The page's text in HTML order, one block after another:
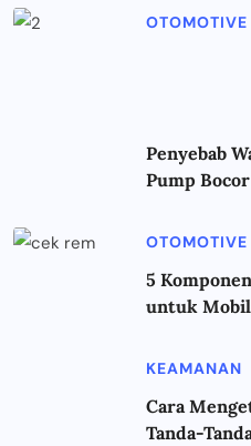
OTOMOTIVE
Penyebab
Pump Bocor
OTOMOTIVE
5
untuk Mobil
KEAMANAN
Cara
Tanda-